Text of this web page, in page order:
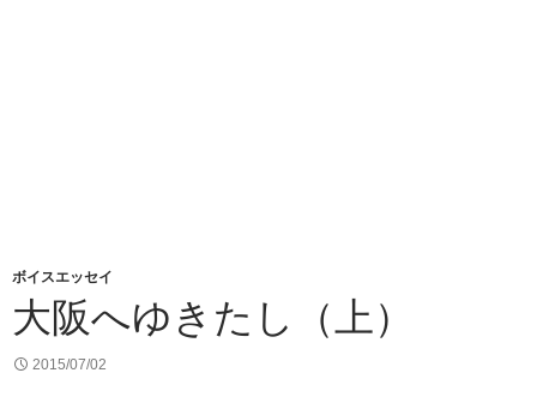
ボイスエッセイ
大阪へゆきたし（上）
2015/07/02